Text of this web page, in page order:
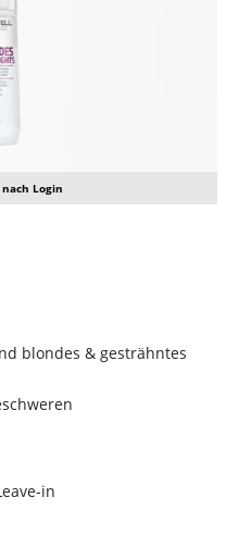
Login
blondes & gesträhntes
in